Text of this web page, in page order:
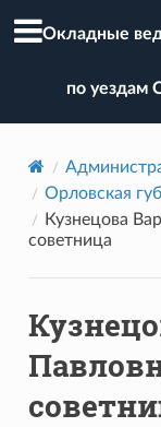
Окладные
по уездам
Орловская
Кузнецова
советница